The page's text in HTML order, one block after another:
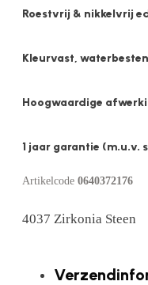
Roestvrij & nikkelvrij
Kleurvast,
Hoogwaardige
1 jaar garantie (m.u.v.
Artikelcode 0640372176
4037 Zirkonia Steen